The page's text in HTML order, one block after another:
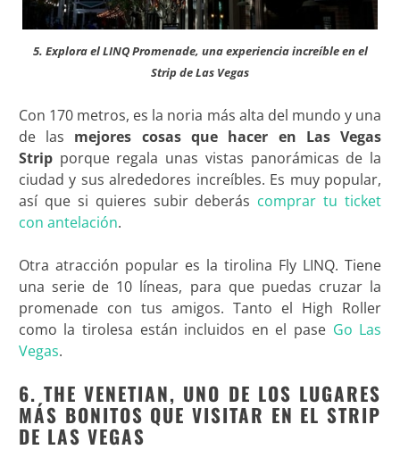
5. Explora el LINQ Promenade, una experiencia increíble en el
Strip de Las Vegas
Con 170 metros, es la noria más alta del mundo y una
de las mejores cosas que hacer en Las Vegas
Strip porque regala unas vistas panorámicas de la
ciudad y sus alrededores increíbles. Es muy popular,
así que si quieres subir deberás comprar tu ticket
con antelación.
Otra atracción popular es la tirolina Fly LINQ. Tiene
una serie de 10 líneas, para que puedas cruzar la
promenade con tus amigos. Tanto el High Roller
como la tirolesa están incluidos en el pase Go Las
Vegas.
6. THE VENETIAN, UNO DE LOS LUGARES
MÁS BONITOS QUE VISITAR EN EL STRIP
DE LAS VEGAS